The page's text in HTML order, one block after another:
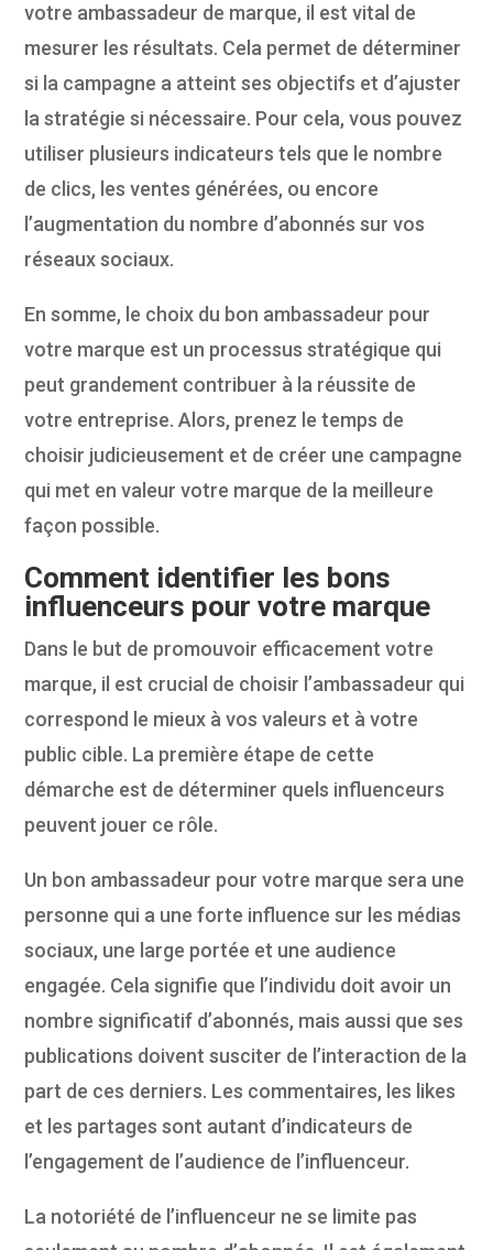
votre ambassadeur de marque, il est vital de
mesurer les résultats. Cela permet de déterminer
si la campagne a atteint ses objectifs et d’ajuster
la stratégie si nécessaire. Pour cela, vous pouvez
utiliser plusieurs indicateurs tels que le nombre
de clics, les ventes générées, ou encore
l’augmentation du nombre d’abonnés sur vos
réseaux sociaux.
En somme, le choix du bon ambassadeur pour
votre marque est un processus stratégique qui
peut grandement contribuer à la réussite de
votre entreprise. Alors, prenez le temps de
choisir judicieusement et de créer une campagne
qui met en valeur votre marque de la meilleure
façon possible.
Comment identifier les bons
influenceurs pour votre marque
Dans le but de promouvoir efficacement votre
marque, il est crucial de choisir l’ambassadeur qui
correspond le mieux à vos valeurs et à votre
public cible. La première étape de cette
démarche est de déterminer quels influenceurs
peuvent jouer ce rôle.
Un bon ambassadeur pour votre marque sera une
personne qui a une forte influence sur les médias
sociaux, une large portée et une audience
engagée. Cela signifie que l’individu doit avoir un
nombre significatif d’abonnés, mais aussi que ses
publications doivent susciter de l’interaction de la
part de ces derniers. Les commentaires, les likes
et les partages sont autant d’indicateurs de
l’engagement de l’audience de l’influenceur.
La notoriété de l’influenceur ne se limite pas